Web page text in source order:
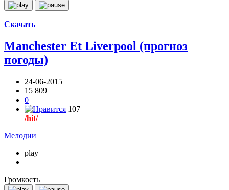
Скачать
Manchester Et Liverpool (прогноз
погоды)
24-06-2015
15 809
0
107
/hit/
Мелодии
play
Громкость